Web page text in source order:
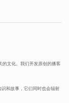
的文化。我们开发原创的播客
和故事，它们同时也会辐射